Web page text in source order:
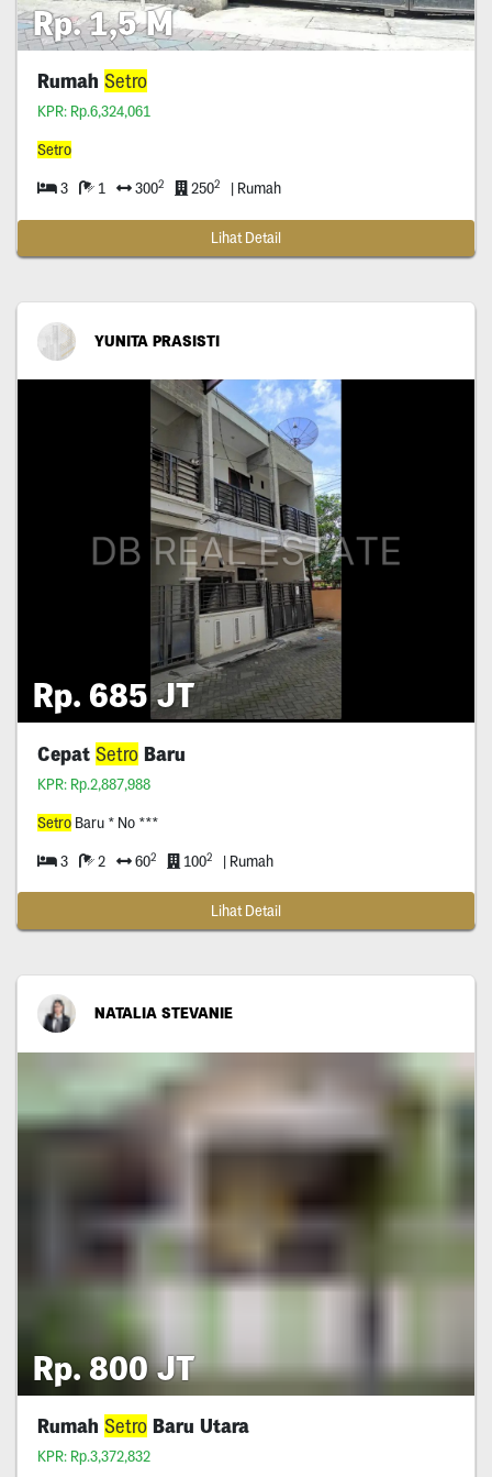
Rp. 1,5 M
Rumah Setro
KPR: Rp.6,324,061
Setro
3 1 3002 2502 | Rumah
Lihat Detail
YUNITA PRASISTI
Rp. 685 JT
Cepat SetroBaru
KPR: Rp.2,887,988
SetroBaru * No ***
3 2 602 1002 | Rumah
Lihat Detail
NATALIA STEVANIE
Rp. 800 JT
Rumah SetroBaru Utara
KPR: Rp.3,372,832